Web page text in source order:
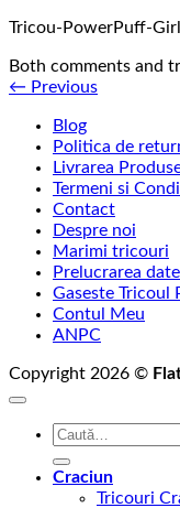
Tricou-PowerPuff-
Both comments and
← Previous
Blog
Politica de
Livrarea
Termeni si
Contact
Despre noi
Marimi tricouri
Prelucrarea
Gaseste Tricoul
Contul Meu
ANPC
Copyright 2026 ©
Caută
Craciun
Tricouri